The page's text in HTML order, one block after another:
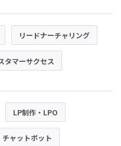
リードナーチャリング
タマーサクセス
LP制作・LPO
ャットボット